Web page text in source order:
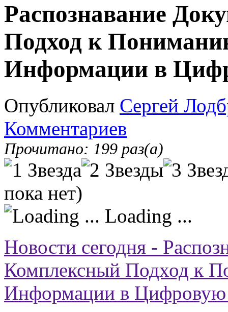
Распознавание
Подход к
Информации в
Опубликовал Сергей
Комментариев
Прочитано: 199 раз(а)
пока нет)
Loading ...
Новости сегодня -
Комплексный Подход к
Информации в